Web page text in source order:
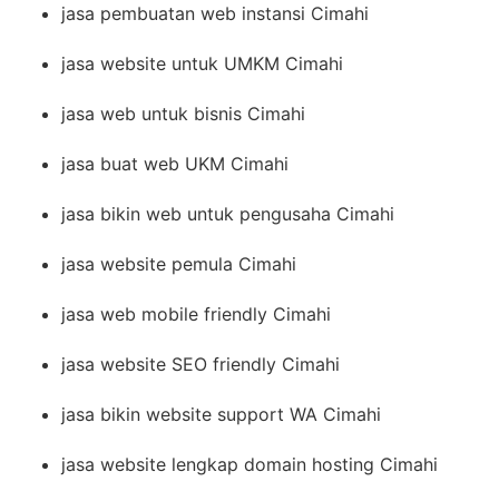
jasa pembuatan web instansi Cimahi
jasa website untuk UMKM Cimahi
jasa web untuk bisnis Cimahi
jasa buat web UKM Cimahi
jasa bikin web untuk pengusaha Cimahi
jasa website pemula Cimahi
jasa web mobile friendly Cimahi
jasa website SEO friendly Cimahi
jasa bikin website support WA Cimahi
jasa website lengkap domain hosting Cimahi